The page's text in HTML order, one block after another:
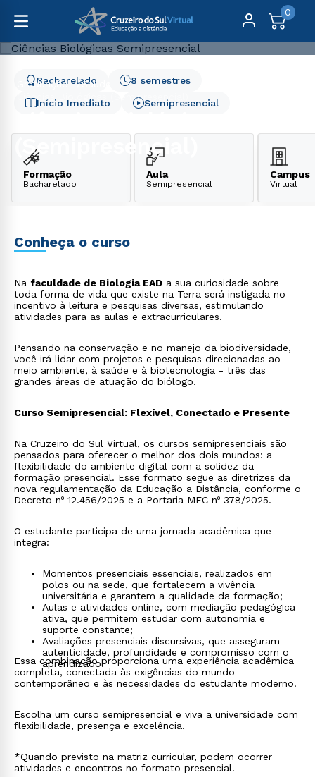
0
Graduação
Saúde
Ciências Biológicas (Semipresencial)
(Semipresencial)
Início Imediato
8 semestres
Bacharelado
Semipresencial
Formação
Bacharelado
Aula
Semipresencial
Campus
Virtual
Conheça o curso
Na faculdade de Biologia EAD a sua curiosidade sobre
toda forma de vida que existe na Terra será instigada no
incentivo à leitura e pesquisas diversas, estimulando
atividades para as aulas e extracurriculares.
Pensando na conservação e no manejo da biodiversidade,
você irá lidar com projetos e pesquisas direcionadas ao
meio ambiente, à saúde e à biotecnologia - três das
grandes áreas de atuação do biólogo.
Curso Semipresencial: Flexível, Conectado e Presente
Na Cruzeiro do Sul Virtual, os cursos semipresenciais são
pensados para oferecer o melhor dos dois mundos: a
flexibilidade do ambiente digital com a solidez da
formação presencial. Esse formato segue as diretrizes da
nova regulamentação da Educação a Distância, conforme o
Decreto nº 12.456/2025 e a Portaria MEC nº 378/2025.
O estudante participa de uma jornada acadêmica que
integra:
Momentos presenciais essenciais, realizados em
polos ou na sede, que fortalecem a vivência
universitária e garantem a qualidade da formação;
Aulas e atividades online, com mediação pedagógica
ativa, que permitem estudar com autonomia e
suporte constante;
Avaliações presenciais discursivas, que asseguram
autenticidade, profundidade e compromisso com o
aprendizado.
Essa combinação proporciona uma experiência acadêmica
completa, conectada às exigências do mundo
contemporâneo e às necessidades do estudante moderno.
Escolha um curso semipresencial e viva a universidade com
flexibilidade, presença e excelência.
*Quando previsto na matriz curricular, podem ocorrer
atividades e encontros no formato presencial.